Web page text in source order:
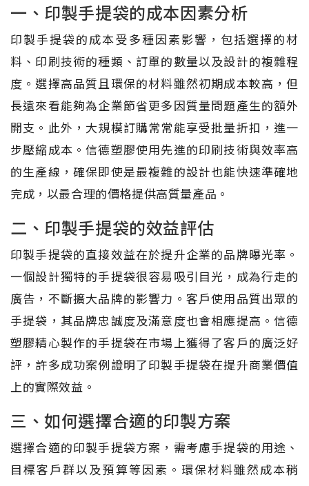
一、印製手提袋的成本因素分析
印製手提袋的成本受多種因素影響，包括選擇的材
料、印刷技術的種類、訂單的數量以及設計的複雜程
度。選擇高品質且環保的材料雖然初期成本較高，但
長遠來看能夠為企業節省更多因質量問題產生的額外
開支。此外，大規模訂購常常能享受批量折扣，進一
步壓縮成本。信德塑膠使用先進的印刷技術與效率高
的生產線，確保即使是最複雜的設計也能快速準確地
完成，以最合理的價格提供高質量產品。
二、印製手提袋的效益評估
印製手提袋的直接效益在於提升企業的品牌曝光率。
一個設計獨特的手提袋很容易吸引目光，成為行走的
廣告，不斷擴大品牌的影響力。客戶使用品質出眾的
手提袋，其品牌忠誠度及滿意度也會相應提高。信德
塑膠精心製作的手提袋在市場上獲得了客戶的廣泛好
評，許多成功案例證明了印製手提袋在提升商業價值
上的實際效益。
三、如何選擇合適的印製方案
選擇合適的印製手提袋方案，需考慮手提袋的用途、
目標客戶群以及預算等因素。環保材料雖然成本稍